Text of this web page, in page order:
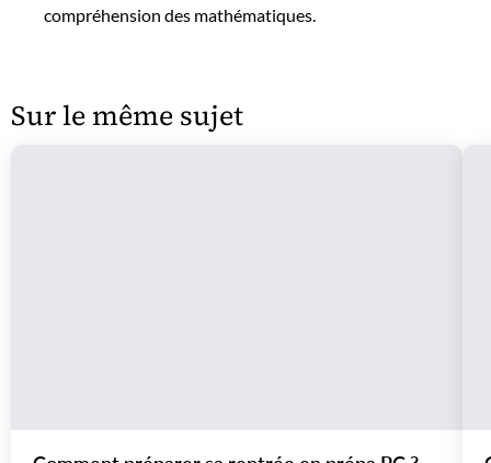
compréhension des mathématiques.
Sur le même sujet